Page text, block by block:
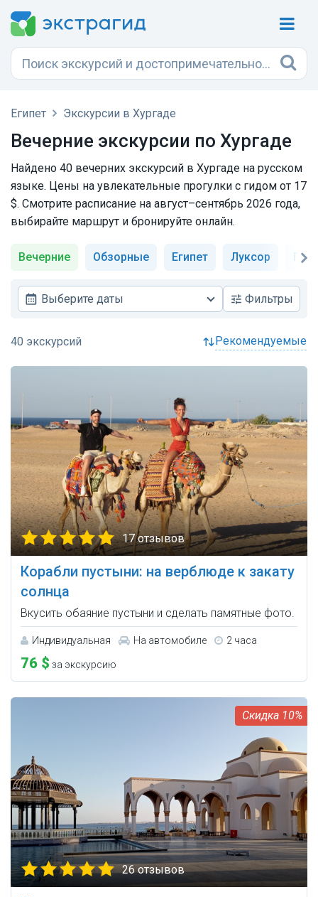
Египет Экскурсии в Хургаде
Вечерние экскурсии по Хургаде
Найдено 40 вечерних экскурсий в Хургаде на русском
языке. Цены на увлекательные прогулки с гидом от 17
$. Смотрите расписание на август–сентябрь 2026 года,
выбирайте маршрут и бронируйте онлайн.
Вечерние Обзорные Египет Луксор
Выберите даты Фильтры
рекомендуемые
17 отзывов
Корабли пустыни: на верблюде к закату
солнца
Вкусить обаяние пустыни и сделать памятные фото.
Индивидуальная На автомобиле 2 часа
76 $ за экскурсию
10%
26 отзывов